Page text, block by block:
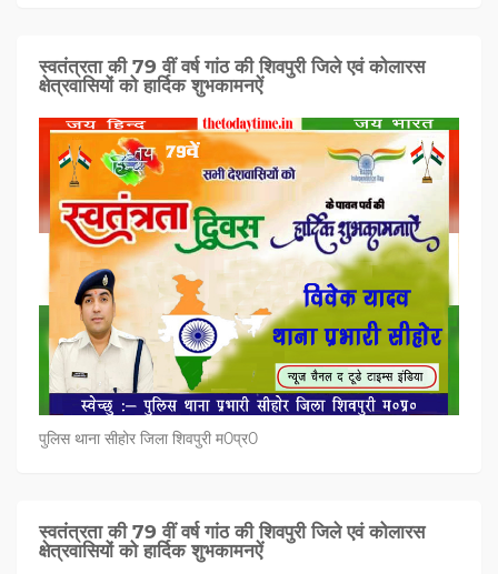
स्वतंत्रता की 79 वीं वर्ष गांठ की शिवपुरी जिले एवं कोलारस
क्षेत्रवासियों को हार्दिक शुभकामनऐं
पुलिस थाना सीहोर जिला शिवपुरी म0प्र0
स्वतंत्रता की 79 वीं वर्ष गांठ की शिवपुरी जिले एवं कोलारस
क्षेत्रवासियों को हार्दिक शुभकामनऐं